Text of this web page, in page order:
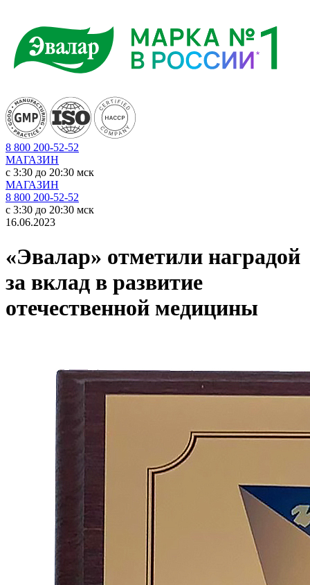
8 800 200-52-52
МАГАЗИН
c 3:30 до 20:30 мск
МАГАЗИН
8 800 200-52-52
c 3:30 до 20:30 мск
16.06.2023
«Эвалар» отметили наградой
за вклад в развитие
отечественной медицины